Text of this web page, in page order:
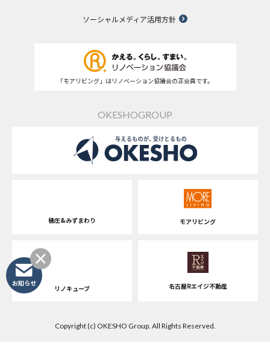
ソーシャルメディア活用方針
「モアリビング」はリノベーション協議会の正会員です。
OKESHOGROUP
桶庄&みずまわり モアリビング
リノキューブ 名古屋Rエイジ不動産
Copyright (c) OKESHO Group. All Rights Reserved.
お知らせ